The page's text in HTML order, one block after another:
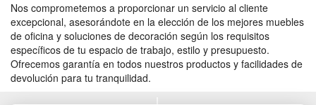
Nos comprometemos a proporcionar un servicio al cliente
excepcional, asesorándote en la elección de los mejores muebles
de oficina y soluciones de decoración según los requisitos
específicos de tu espacio de trabajo, estilo y presupuesto.
Ofrecemos garantía en todos nuestros productos y facilidades de
devolución para tu tranquilidad.